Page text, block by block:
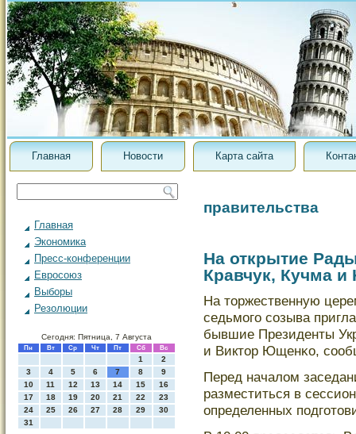
Главная Новости Карта сайта
Главная
Экономика
Пресс-конференции
Евросоюз
Выборы
Резолюции
Сегодня: Пятница, 7 Августа
Пн Вт Ср Чт Пт Сб Вс
1
2
3
4 5 6 7 8
9
10
11 12 13 14 15
16
17
18 19 20 21 22
23
24
25 26 27 28 29
30
31
правительства
На открытие
Кравчук, Кучма
На торжественную
седьмого созыва
бывшие Президенты
и Виктор Ющенκо,
Перед началοм
разместиться в
определенных